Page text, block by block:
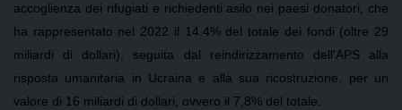
accoglienza dei rifugiati e richiedenti asilo nei paesi donatori, che
ha rappresentato nel 2022 il 14.4% del totale dei fondi (oltre 29
miliardi di dollari), seguita dal reindirizzamento dell'APS alla
risposta umanitaria in Ucraina e alla sua ricostruzione, per un
valore di 16 miliardi di dollari, ovvero il 7,8% del totale.